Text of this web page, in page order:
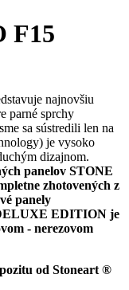
F15
najnovšiu
parné sprchy
sa sústredili len na
je vysoko
dizajnom.
panelov STONE
zhotovených z
panely
EDITION je
- nerezovom
od Stoneart ®